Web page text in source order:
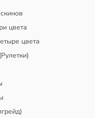
цвета
цвета